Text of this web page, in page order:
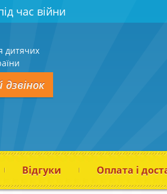
час війни
дитячих
Відгуки Оплата і